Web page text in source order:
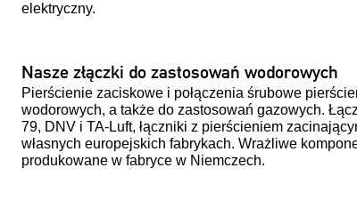
elektryczny.
Nasze złączki do zastosowań wodorowych
Pierścienie zaciskowe i połączenia śrubowe
wodorowych, a także do zastosowań gazowych.
79, DNV i TA-Luft, łączniki z pierścieniem
własnych europejskich fabrykach. Wrażliwe
produkowane w fabryce w Niemczech.